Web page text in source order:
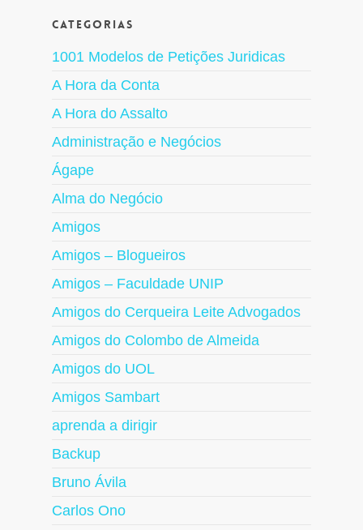
Categorias
1001 Modelos de Petições Juridicas
A Hora da Conta
A Hora do Assalto
Administração e Negócios
Ágape
Alma do Negócio
Amigos
Amigos – Blogueiros
Amigos – Faculdade UNIP
Amigos do Cerqueira Leite Advogados
Amigos do Colombo de Almeida
Amigos do UOL
Amigos Sambart
aprenda a dirigir
Backup
Bruno Ávila
Carlos Ono